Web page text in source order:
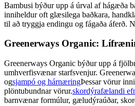
Bambusi býður upp á úrval af hágæða
inniheldur oft glæsilega baðkara,
til að tryggja endingu og fágaða áferð.
Greenerways Organic:
Greenerways Organic býður upp á
umhverfisvænar starfsvenjur.
ogsjampó og hárnæringÞessar vörur
plöntubundnar vörur.skordýrafælandi
barnvænar formúlur, gæludýraúðar,